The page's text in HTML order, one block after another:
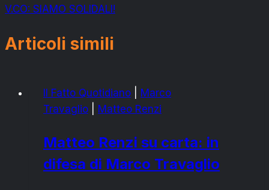
V.CO: SIAMO SOLIDALI!
Articoli simili
Il Fatto Quotidiano
Marco
Travaglio
Matteo Renzi
Matteo Renzi su carta: in
difesa di Marco Travaglio